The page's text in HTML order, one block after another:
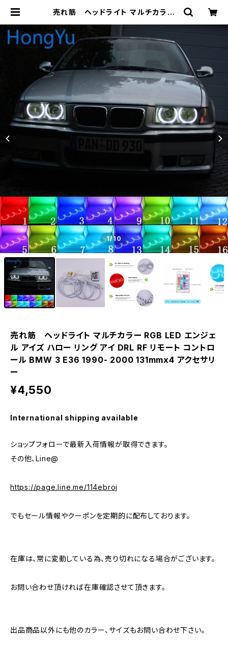
売れ筋 ヘッドライト マルチカラー
リング アイ DRL RF リモート コント
ロール BMW 3 E36 1990- 2000
131mmx4 アクセサリー | 車＆バイ
クのアクセサリーやパーツの事なら3
万点以上揃う「成幸商店」
1/10
売れ筋 ヘッドライト マルチカラー RGB LED エンジェ
ル アイズ ハロー リング アイ DRL RF リモート コントロ
ール BMW 3 E36 1990- 2000 131mmx4 アクセサリ
ー
¥4,550
International shipping available
ショップフォローで最新入荷情報が取得できます。
その他、Line@
https://page.line.me/114ebroj
でもセール情報やクーポンを定期的に配布しております。
在庫は、常に変動している為、売り切れになる場合がございます。
お問い合わせ頂ければ在庫確認させて頂きます。
出品商品以外にも他のカラー、サイズもお問い合わせ下さい。